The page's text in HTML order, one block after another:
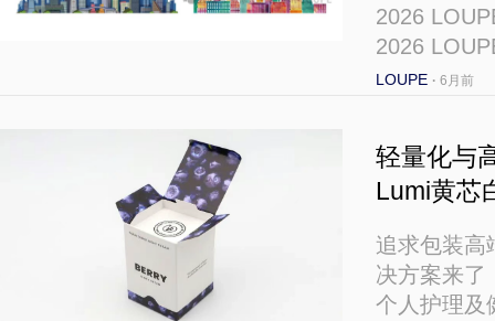
2026
2026
LOUPE · 6月前
轻量化与
Lumi黄芯
追求包装高
决方案来
个人护理及